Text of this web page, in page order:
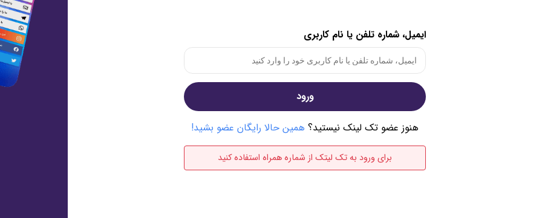
ایمیل، شماره تلفن یا نام کاربری
ورود
هنوز عضو تک لینک نیستید؟ همین حالا رایگان عضو بشید!
برای ورود به تک لیتک از شماره همراه استفاده کنید